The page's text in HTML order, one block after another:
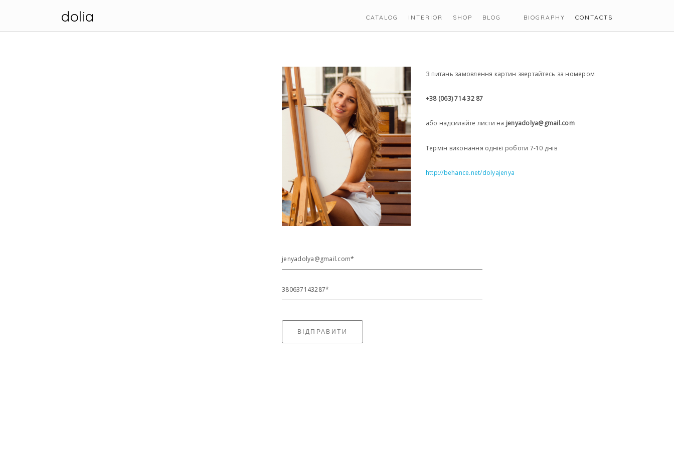
dolia CATALOG INTERIOR SHOP BLOG BIOGRAPHY CONTACTS
З питань замовлення картин звертайтесь за номером
+38 (063) 714 32 87
або надсилайте листи на jenyadolya@gmail.com
Термін виконання однієї роботи 7-10 днів
http://behance.net/dolyajenya
jenyadolya@gmail.com*
380637143287*
ВІДПРАВИТИ